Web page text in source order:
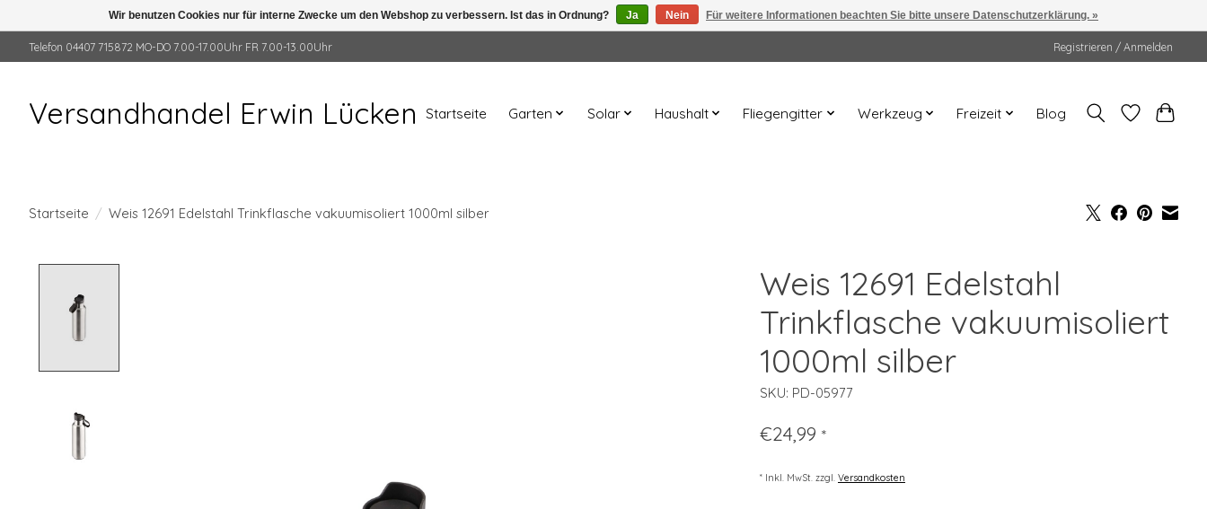
Telefon 04407 715872 MO-DO 7.00-17.00Uhr FR 7.00-13.00Uhr Registrieren / Anmelden
Versandhandel Erwin Lücken Startseite Garten Solar Haushalt Fliegengitter Werkzeug Freizeit Blog
Startseite / Weis 12691 Edelstahl Trinkflasche vakuumisoliert 1000ml silber
Weis 12691 Edelstahl
Trinkflasche vakuumisoliert
1000ml silber
SKU: PD-05977
€24,99 *
* Inkl. MwSt. zzgl. Versandkosten
Wir benutzen Cookies nur für interne Zwecke um den Webshop zu verbessern. Ist das in Ordnung? Ja Nein Für weitere Informationen beachten Sie bitte unsere Datenschutzerklärung. »